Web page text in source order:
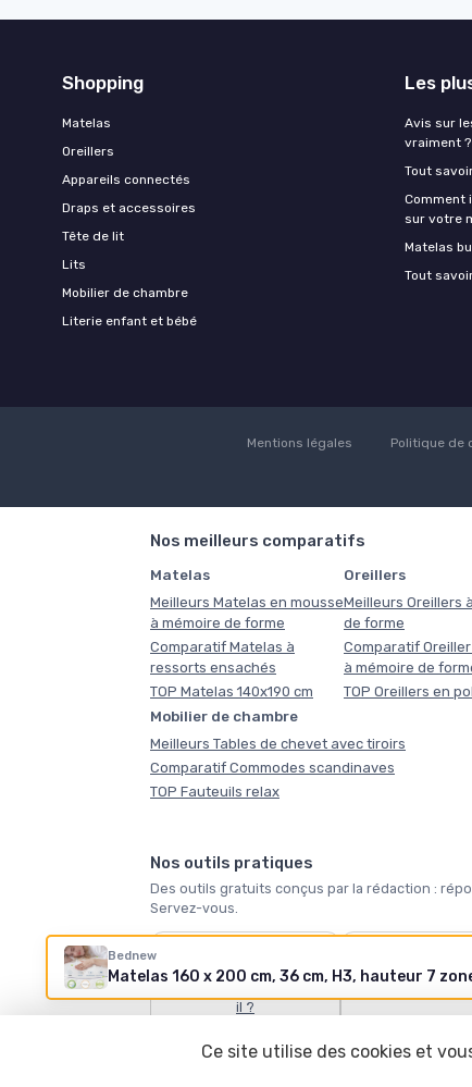
Bednew
Shopping
Matelas
Oreillers
Appareils connectés
Draps et accessoires
Tête de lit
Lits
Mobilier de chambre
Literie enfant et bébé
Les
Avis sur
vraiment ?
Tout
Comment
sur votre
Matelas
Tout
Mentions légales Politique de
Nos meilleurs comparatifs
Matelas
Meilleurs Matelas en mousse
à mémoire de forme
Comparatif Matelas à
ressorts ensachés
TOP Matelas 140x190 cm
Oreillers
Meilleurs Oreillers
de forme
Comparatif
à mémoire de
TOP Oreillers en
Mobilier de chambre
Meilleurs Tables de chevet avec tiroirs
Comparatif Commodes scandinaves
TOP Fauteuils relax
Nos outils pratiques
Des outils gratuits conçus par la rédaction :
Servez-vous.
Quel matelas vous faut-
il ?
Quelle taille de
Tous les outils →
Ce site utilise des cookies et